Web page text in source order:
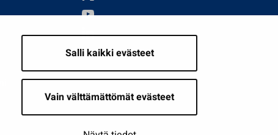
Salli kaikki evästeet
Vain välttämättömät evästeet